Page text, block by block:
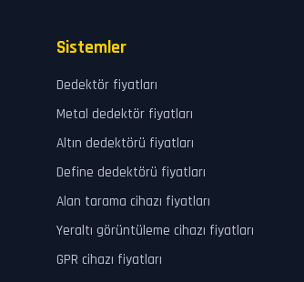
Sistemler
Dedektör fiyatları
Metal dedektör fiyatları
Altın dedektörü fiyatları
Define dedektörü fiyatları
Alan tarama cihazı fiyatları
Yeraltı görüntüleme cihazı fiyatları
GPR cihazı fiyatları